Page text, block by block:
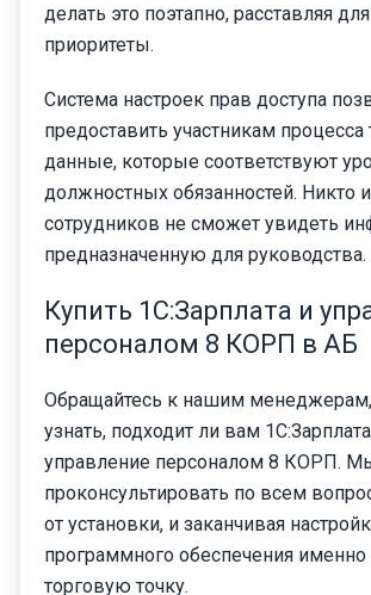
делать это поэтапно, расставляя
приоритеты.
Система настроек прав доступа
предоставить участникам процесса
данные, которые соответствуют
должностных обязанностей. Никто
сотрудников не сможет увидеть
предназначенную для руководства.
Купить 1С:Зарплата и
персоналом 8 КОРП в АБ
Обращайтесь к нашим
узнать, подходит ли вам
управление персоналом 8 КОРП.
проконсультировать по всем
от установки, и заканчивая
программного обеспечения
торговую точку.